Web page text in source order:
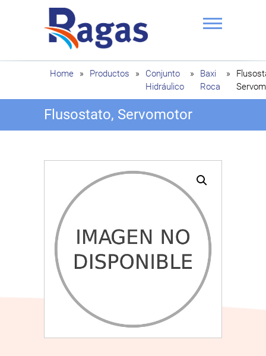
Ragas
Home » Productos »
Conjunto
Hidráulico
»
Baxi
Roca
»
Flusostato, Servomotor